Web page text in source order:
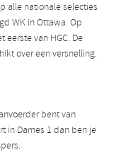
alle nationale selecties
WK in Ottawa. Op
van HGC. De
over een versnelling.
bent van
in Dames 1 dan ben je